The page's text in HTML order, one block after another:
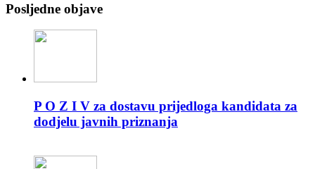
Posljedne objave
P O Z I V za dostavu prijedloga kandidata za
dodjelu javnih priznanja